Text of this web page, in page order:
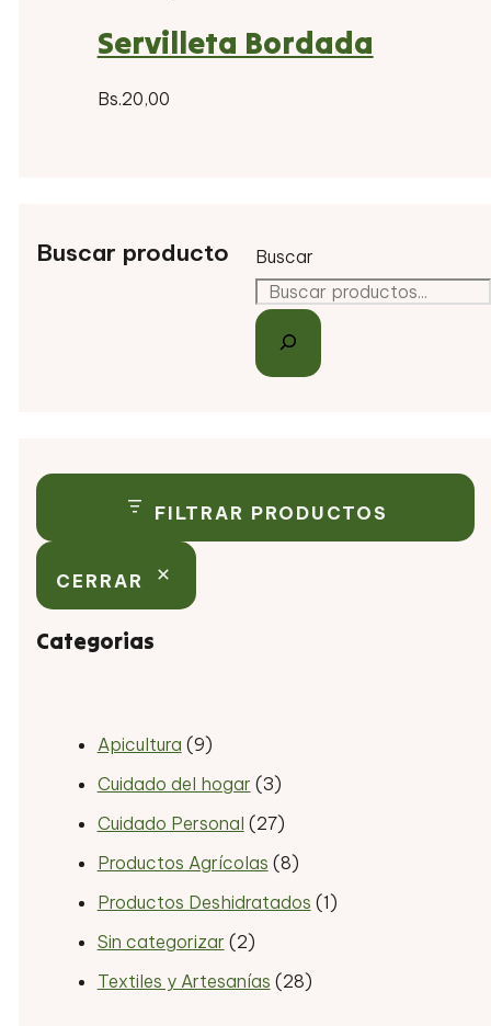
Buscar producto Buscar
FILTRAR PRODUCTOS
CERRAR
Categorias
Apicultura (9)
Cuidado del hogar (3)
Cuidado Personal (27)
Productos Agrícolas (8)
Productos Deshidratados (1)
Sin categorizar (2)
Textiles y Artesanías (28)
Servilleta Bordada
Bs.20,00